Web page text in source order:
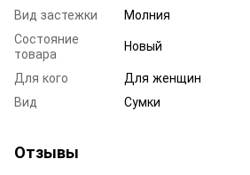
Вид застежки
Молния
Состояние
товара
Новый
Для кого
Для женщин
Вид
Сумки
Отзывы